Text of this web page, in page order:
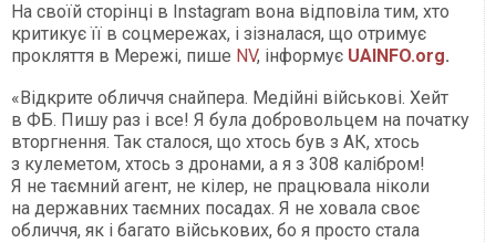
На своїй сторінці в Instagram вона відповіла тим, хто
критикує її в соцмережах, і зізналася, що отримує
прокляття в Мережі, пише NV, інформує UAINFO.org.
«Відкрите обличчя снайпера. Медійні військові. Хейт
в ФБ. Пишу раз і все! Я була добровольцем на початку
вторгнення. Так сталося, що хтось був з АК, хтось
з кулеметом, хтось з дронами, а я з 308 калібром!
Я не таємний агент, не кілер, не працювала ніколи
на державних таємних посадах. Я не ховала своє
обличчя, як і багато військових, бо я просто стала